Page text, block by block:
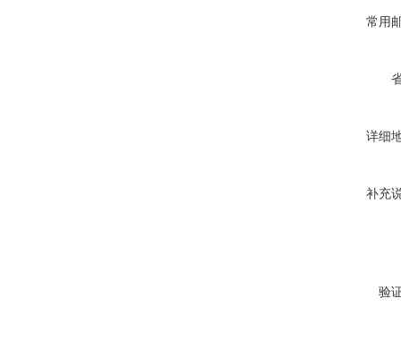
常用
详细
补充
验